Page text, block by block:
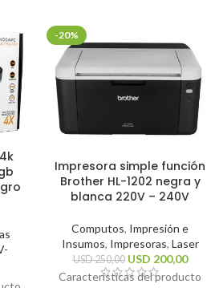
-20%
Impresora simple función
Brother HL-1202 negra y
blanca 220V – 240V
Computos, Impresión e
Insumos, Impresoras, Laser
USD250,00 USD 200,00
Características del producto